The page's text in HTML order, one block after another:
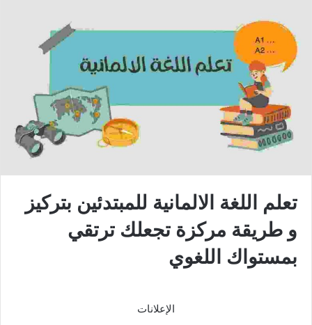
تعلم اللغة الالمانية للمبتدئين بتركيز
و طريقة مركزة تجعلك ترتقي
بمستواك اللغوي
الإعلانات